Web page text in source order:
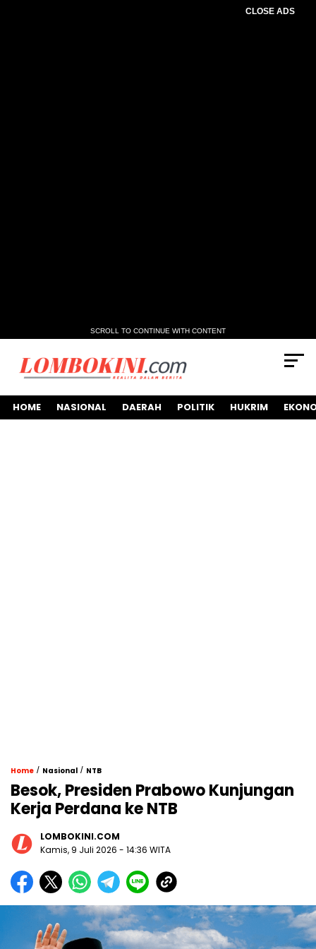
CLOSE ADS
SCROLL TO CONTINUE WITH CONTENT
HOME NASIONAL DAERAH POLITIK HUKRIM
Home / Nasional / NTB
Besok, Presiden Prabowo Kunjungan
Kerja Perdana ke NTB
LOMBOKINI.COM
Kamis, 9 Juli 2026 - 14:36 WITA